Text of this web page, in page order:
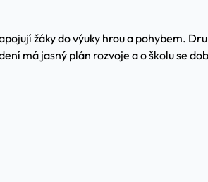
žáky do výuky hrou a pohybem.
má jasný plán rozvoje a o školu se